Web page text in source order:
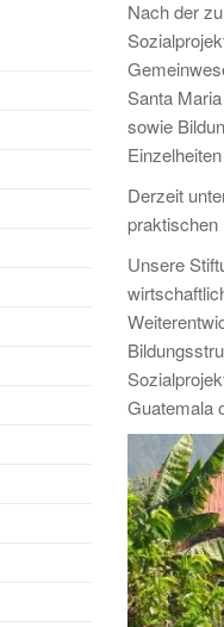
Nach der
Santa
sowie
Derzeit
praktischen
Unsere
Guatemala